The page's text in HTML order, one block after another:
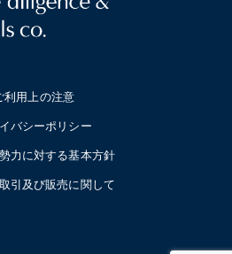
利用上の注意
バシーポリシー
力に対する基本方針
引及び販売に関して